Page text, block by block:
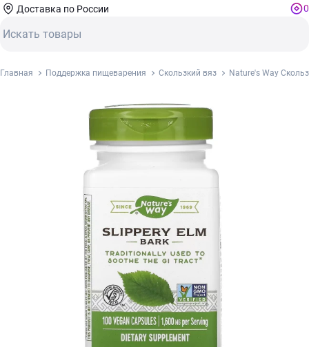
Доставка по России 0
Главная Поддержка пищеварения Скользкий вяз Nature's Way